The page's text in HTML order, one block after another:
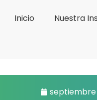
Inicio Nuestra
septiembre